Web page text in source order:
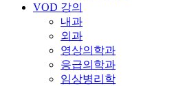
VOD 강의
내과
외과
영상의학과
응급의학과
임상병리학